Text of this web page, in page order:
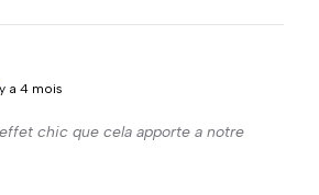
a 4 mois
chic que cela apporte a notre